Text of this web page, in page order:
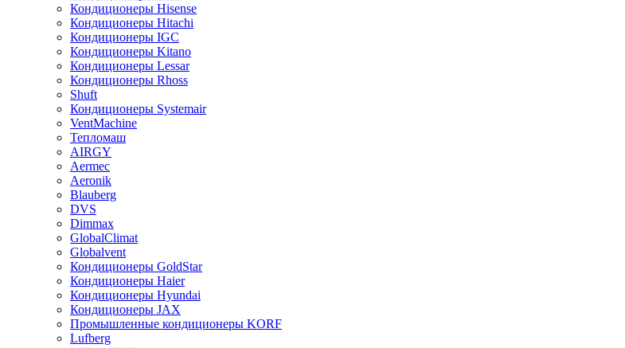
Кондиционеры Hisense
Кондиционеры Hitachi
Кондиционеры IGC
Кондиционеры Kitano
Кондиционеры Lessar
Кондиционеры Rhoss
Shuft
Кондиционеры Systemair
VentMachine
Тепломаш
AIRGY
Aermec
Aeronik
Blauberg
DVS
Dimmax
GlobalClimat
Globalvent
Кондиционеры GoldStar
Кондиционеры Haier
Кондиционеры Hyundai
Кондиционеры JAX
Промышленные кондиционеры KORF
Lufberg